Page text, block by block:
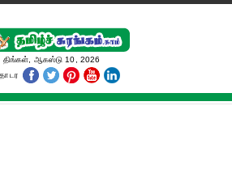
திங்கள், ஆகஸ்டு 10, 2026